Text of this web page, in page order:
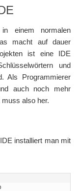
einem normalen
macht auf dauer
ist eine IDE
und
Als Programmierer
auch noch mehr
also her.
installiert man mit